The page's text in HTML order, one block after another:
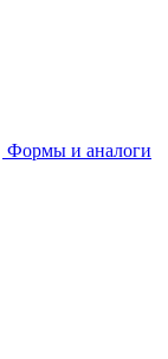
Формы и аналоги